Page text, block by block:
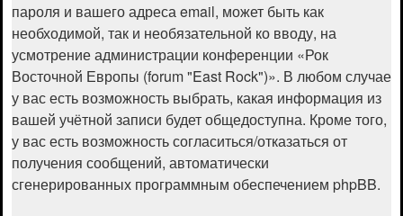
пароля и вашего адреса email, может быть как
необходимой, так и необязательной ко вводу, на
усмотрение администрации конференции «Рок
Восточной Европы (forum "East Rock")». В любом случае
у вас есть возможность выбрать, какая информация из
вашей учётной записи будет общедоступна. Кроме того,
у вас есть возможность согласиться/отказаться от
получения сообщений, автоматически
сгенерированных программным обеспечением phpBB.